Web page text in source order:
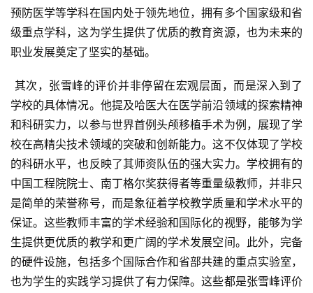
预防医学等学科在国内处于领先地位，拥有多个国家级和省
级重点学科，这为学生提供了优质的教育资源，也为未来的
职业发展奠定了坚实的基础。
学校的具体情况。他提及哈医大在医学前沿领域的探索精神
和科研实力，以参与世界首例头颅移植手术为例，展现了学
校在高精尖技术领域的突破和创新能力。这不仅体现了学校
的科研水平，也反映了其师资队伍的强大实力。学校拥有的
中国工程院院士、南丁格尔奖获得者等重量级教师，并非只
是简单的荣誉称号，而是象征着学校教学质量和学术水平的
保证。这些教师丰富的学术经验和国际化的视野，能够为学
生提供更优质的教学和更广阔的学术发展空间。此外，完备
的硬件设施，包括多个国际合作和省部共建的重点实验室，
也为学生的实践学习提供了有力保障。这些都是张雪峰评价